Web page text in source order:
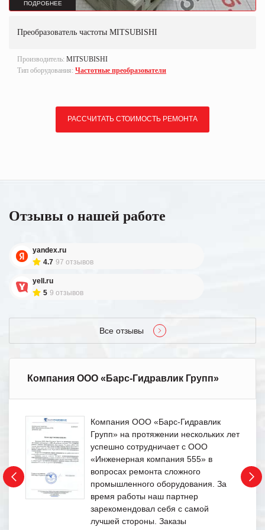
ПОДРОБНЕЕ
Преобразователь частоты MITSUBISHI
Производитель: MITSUBISHI
Тип оборудования: Частотные преобразователи
РАССЧИТАТЬ СТОИМОСТЬ РЕМОНТА
Отзывы о нашей работе
yandex.ru
4.7 97 отзывов
yell.ru
5 9 отзывов
Все отзывы
Компания ООО «Барс-Гидравлик Групп»
Компания ООО «Барс-Гидравлик
Групп» на протяжении нескольких лет
успешно сотрудничает с ООО
«Инженерная компания 555» в
вопросах ремонта сложного
промышленного оборудования. За
время работы наш партнер
зарекомендовал себя с самой
лучшей стороны. Заказы